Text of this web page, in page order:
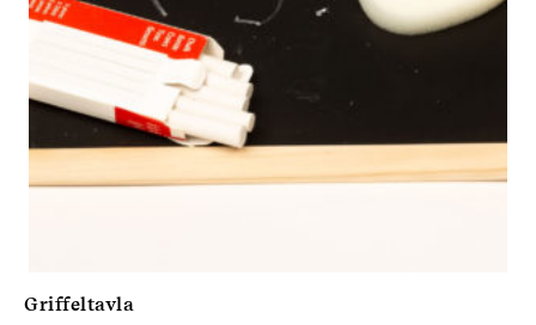
Griffeltavla